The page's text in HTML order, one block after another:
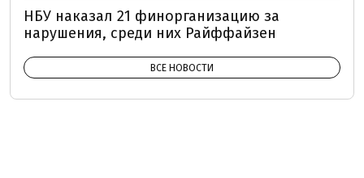
НБУ наказал 21 финорганизацию за
нарушения, среди них Райффайзен
ВСЕ НОВОСТИ